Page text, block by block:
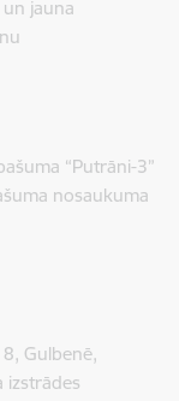
jauna
“Putrāni-3”
nosaukuma
Gulbenē,
izstrādes